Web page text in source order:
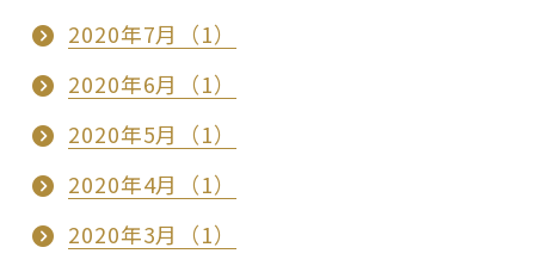
2020年7月（1）
2020年6月（1）
2020年5月（1）
2020年4月（1）
2020年3月（1）